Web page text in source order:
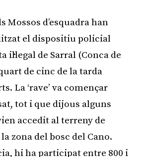
Mossos d’esquadra han
el dispositiu policial
il·legal de Sarral (Conca de
de cinc de la tarda
La ‘rave’ va començar
tot i que dijous alguns
accedit al terreny de
zona del bosc del Cano.
hi ha participat entre 800 i